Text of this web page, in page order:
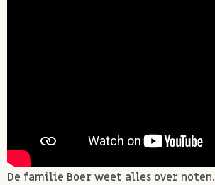
De familie Boer weet alles over noten.